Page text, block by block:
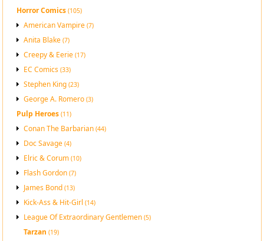
Horror Comics(105)
American Vampire(7)
Anita Blake(7)
Creepy & Eerie(17)
EC Comics(33)
Stephen King(23)
George A. Romero(3)
Pulp Heroes(11)
Conan The Barbarian(44)
Doc Savage(4)
Elric & Corum(10)
Flash Gordon(7)
James Bond(13)
Kick-Ass & Hit-Girl(14)
League Of Extraordinary Gentlemen(5)
Tarzan(19)